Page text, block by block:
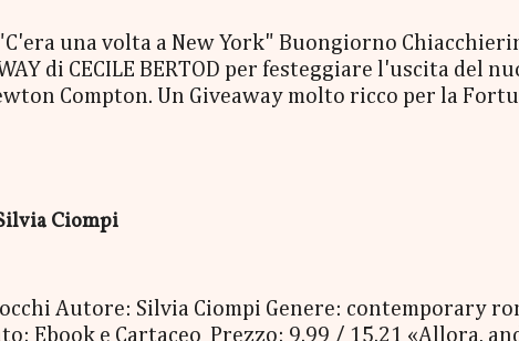
"C'era una volta a New York" Buongiorno
di CECILE BERTOD per festeggiare l'uscita
Compton. Un Giveaway molto ricco per la
Mucchina Portachiavi - un Segnalibro - una
Ciompi
Autore: Silvia Ciompi Genere: contemporary
Ebook e Cartaceo Prezzo: 9.99 / 15.21 «Allora,